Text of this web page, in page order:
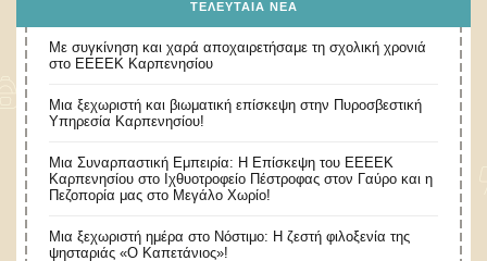
ΤΕΛΕΥΤΑΊΑ ΝΈΑ
Με συγκίνηση και χαρά αποχαιρετήσαμε τη σχολική χρονιά
στο ΕΕΕΕΚ Καρπενησίου
Μια ξεχωριστή και βιωματική επίσκεψη στην Πυροσβεστική
Υπηρεσία Καρπενησίου!
Μια Συναρπαστική Εμπειρία: Η Επίσκεψη του ΕΕΕΕΚ
Καρπενησίου στο Ιχθυοτροφείο Πέστροφας στον Γαύρο και η
Πεζοπορία μας στο Μεγάλο Χωρίο!
​Μια ξεχωριστή ημέρα στο Νόστιμο: Η ζεστή φιλοξενία της
ψησταριάς «Ο Καπετάνιος»!